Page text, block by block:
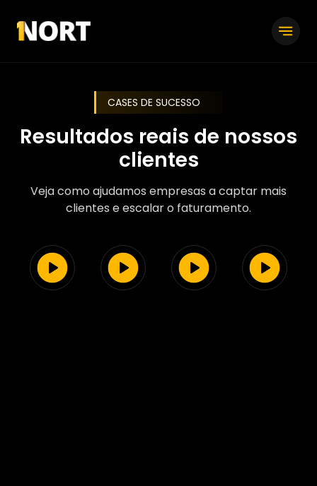
CASES DE SUCESSO
Resultados reais de nossos
clientes
Veja como ajudamos empresas a captar mais
clientes e escalar o faturamento.